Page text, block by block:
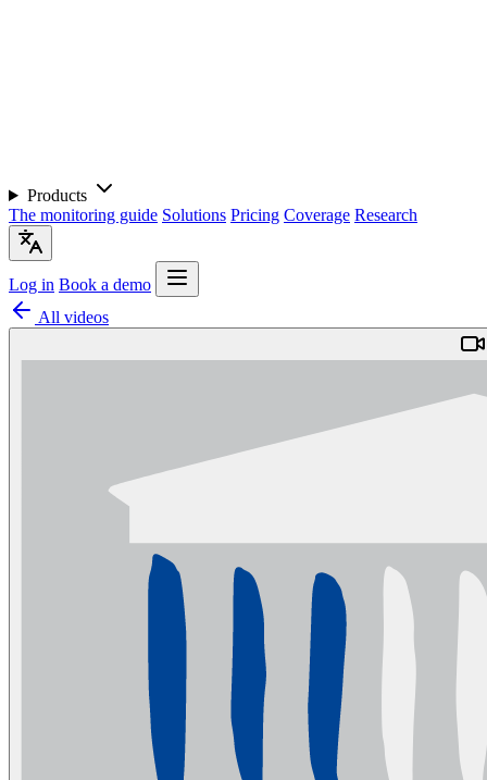
Products
The monitoring guide Solutions Pricing Coverage Research
Log in Book a demo
All videos